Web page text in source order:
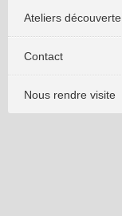
Ateliers découverte
Contact
Nous rendre visite